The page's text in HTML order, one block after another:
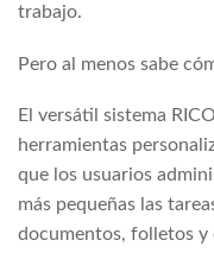
trabajo.
Pero al menos sabe
El versátil sistema
herramientas
que los usuarios
más pequeñas las
documentos, folletos y